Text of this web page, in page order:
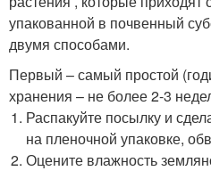
упакованной в почвенный
двумя способами.
Первый – самый простой
хранения – не более 2-3
Распакуйте посылку и
на пленочной упаковке,
Оцените влажность